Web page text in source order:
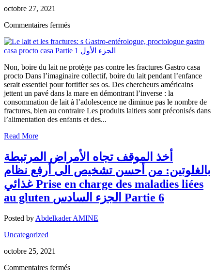
octobre 27, 2021
Commentaires ferméssur
lait
et
fractures:
s
Gastro-
entérologue,
proctologue
gastro
casa
1
الجزء
الأول
Non, boire du lait ne protège pas contre les fractures Gastro casa
procto Dans l’imaginaire collectif, boire du lait pendant l’enfance
serait essentiel pour fortifier ses os. Des chercheurs américains
jettent un pavé dans la mare en démontrant l’inverse : la
consommation de lait à l’adolescence ne diminue pas le nombre de
fractures, bien au contraire Les produits laitiers sont préconisés dans
l’alimentation des enfants et des...
Read More
أخذ الموقف تجاه الأمراض المرتبطة
بالغلوتين: من أحسن تشخيص الى أرفع نظام
غذائي Prise en charge des maladies liées
au gluten الجزء السادس Partie 6
Posted by Abdelkader AMINE
Uncategorized
octobre 25, 2021
Commentaires ferméssur